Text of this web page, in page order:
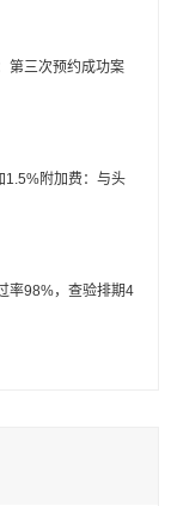
第三次预约成功案
1.5%附加费：与头
率98%，查验排期4